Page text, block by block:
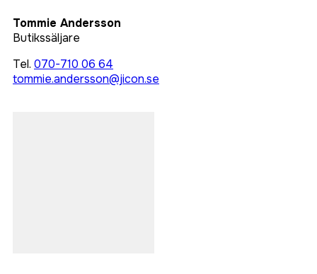
Tommie Andersson
Butikssäljare
Tel. 070-710 06 64
tommie.andersson@jicon.se